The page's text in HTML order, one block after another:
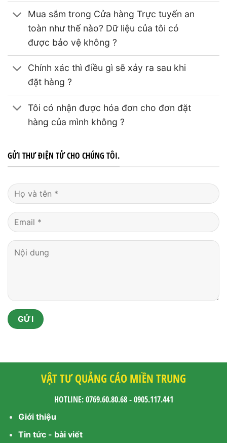
Mua sắm trong Cửa hàng Trực tuyến an
toàn như thế nào? Dữ liệu của tôi có
được bảo vệ không ?
Chính xác thì điều gì sẽ xảy ra sau khi
đặt hàng ?
Tôi có nhận được hóa đơn cho đơn đặt
hàng của mình không ?
GỬI THƯ ĐIỆN TỬ CHO CHÚNG TÔI.
VẬT TƯ QUẢNG CÁO MIỀN TRUNG
HOTLINE: 0769.60.80.68 - 0905.117.441
Giới thiệu
Tin tức - bài viết